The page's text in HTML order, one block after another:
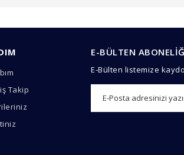
Yorum Yaz
Takip
E-BÜLTEN
E-Bülten listemize